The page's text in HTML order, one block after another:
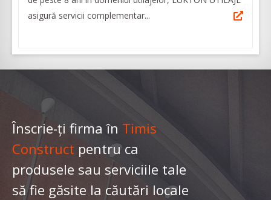
asigură servicii complementar...
Înscrie-ți firma în Timis
Construct pentru ca
produsele sau serviciile tale
să fie găsite la căutări locale